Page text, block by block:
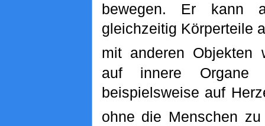
bewegen. Er kann
gleichzeitig Körperteile
mit anderen Objekten
auf innere Organe
beispielsweise auf
ohne die Menschen zu